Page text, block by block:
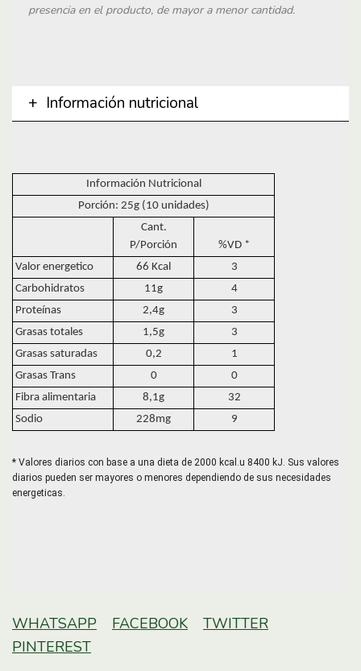
presencia en el producto, de mayor a menor cantidad.
Información nutricional
Información Nutricional
Porción: 25g (10 unidades)
Cant.
P/Porción
%VD *
Valor energetico
66 Kcal
3
Carbohidratos
11g
4
Proteínas
2,4g
3
Grasas totales
1,5g
3
Grasas saturadas
0,2
1
Grasas Trans
0
0
Fibra alimentaria
8,1g
32
Sodio
228mg 9
* Valores diarios con base a una dieta de 2000 kcal.u 8400 kJ. Sus valores
diarios pueden ser mayores o menores dependiendo de sus necesidades
energeticas.
WHATSAPP FACEBOOK
TWITTER
PINTEREST